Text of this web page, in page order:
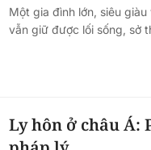
Một gia đình lớn, siêu
vẫn giữ được lối sống, sở
Ly hôn ở châu Á: